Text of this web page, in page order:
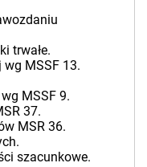
trwałe.
MSSF 13.
MSSF 9.
37.
MSR 36.
szacunkowe.